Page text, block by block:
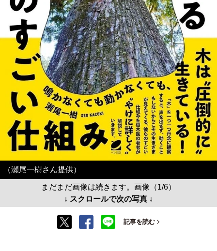
（瀬尾一樹さん提供）
まだまだ画像は続きます。画像（1/6）
↓ スクロールで次の写真 ↓
記事を読む